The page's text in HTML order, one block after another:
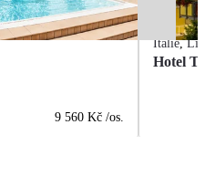
9 560 Kč /os.
Itálie,
Hotel